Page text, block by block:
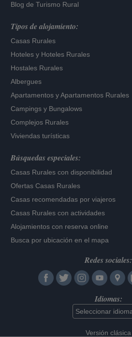
Blog de Turismo Rural
Tipos de alojamiento:
Casas Rurales
Hoteles y Hoteles Rurales
Hostales Rurales
Albergues
Apartamentos yApartamentos Rurales
Campings y Bungalows
Complejos Rurales
Viviendas turísticas
Búsquedas especiales:
Casas Rurales con disponibilidad
Ofertas Casas Rurales
Casas recomendadas por viajeros
Casas Rurales con actividades
Alojamientos con reserva online
Busca por ubicación en el mapa
Redes sociales:
Idiomas:
Versión clásica